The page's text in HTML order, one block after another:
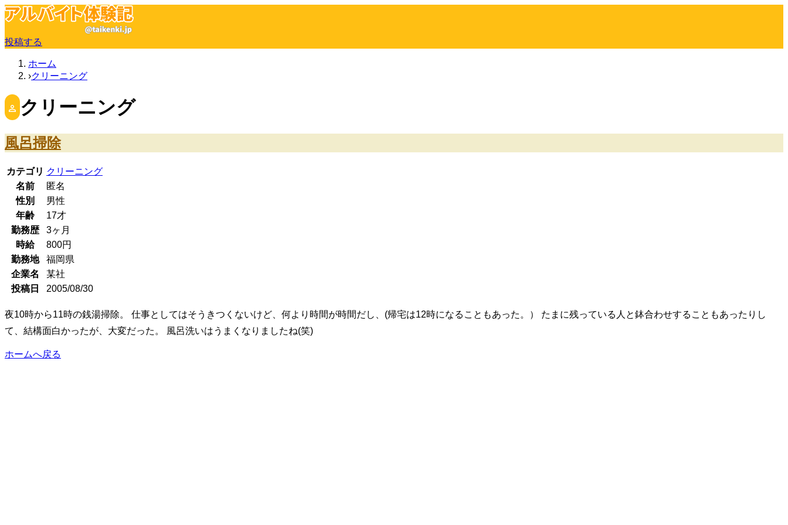
投稿する
ホーム
クリーニング
クリーニング
風呂掃除
カテゴリ クリーニング
名前
匿名
性別
男性
年齢
17才
勤務歴
3ヶ月
時給
800円
勤務地
福岡県
企業名
某社
投稿日
2005/08/30
夜10時から11時の銭湯掃除。 仕事としてはそうきつくないけど、何より時間が時間だし、(帰宅は12時になることもあった。） たまに残っている人と鉢合わせすることもあったりし
て、結構面白かったが、大変だった。 風呂洗いはうまくなりましたね(笑)
ホームへ戻る